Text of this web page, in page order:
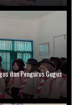
dan Pengurus Gugus